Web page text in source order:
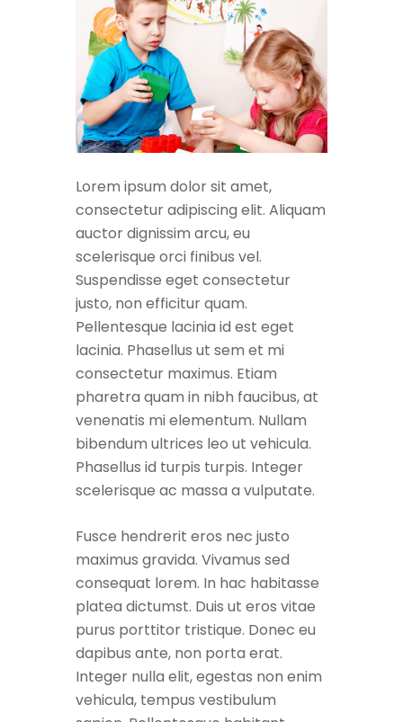
Lorem ipsum dolor sit amet,
consectetur adipiscing elit. Aliquam
auctor dignissim arcu, eu
scelerisque orci finibus vel.
Suspendisse eget consectetur
justo, non efficitur quam.
Pellentesque lacinia id est eget
lacinia. Phasellus ut sem et mi
consectetur maximus. Etiam
pharetra quam in nibh faucibus, at
venenatis mi elementum. Nullam
bibendum ultrices leo ut vehicula.
Phasellus id turpis turpis. Integer
scelerisque ac massa a vulputate.
Fusce hendrerit eros nec justo
maximus gravida. Vivamus sed
consequat lorem. In hac habitasse
platea dictumst. Duis ut eros vitae
purus porttitor tristique. Donec eu
dapibus ante, non porta erat.
Integer nulla elit, egestas non enim
vehicula, tempus vestibulum